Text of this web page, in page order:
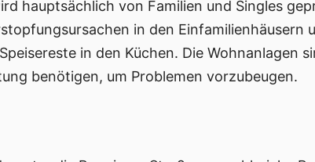
hauptsächlich von Familien und Singles
in den Einfamilienhäusern
in den Küchen. Die Wohnanlagen
benötigen, um Problemen vorzubeugen.